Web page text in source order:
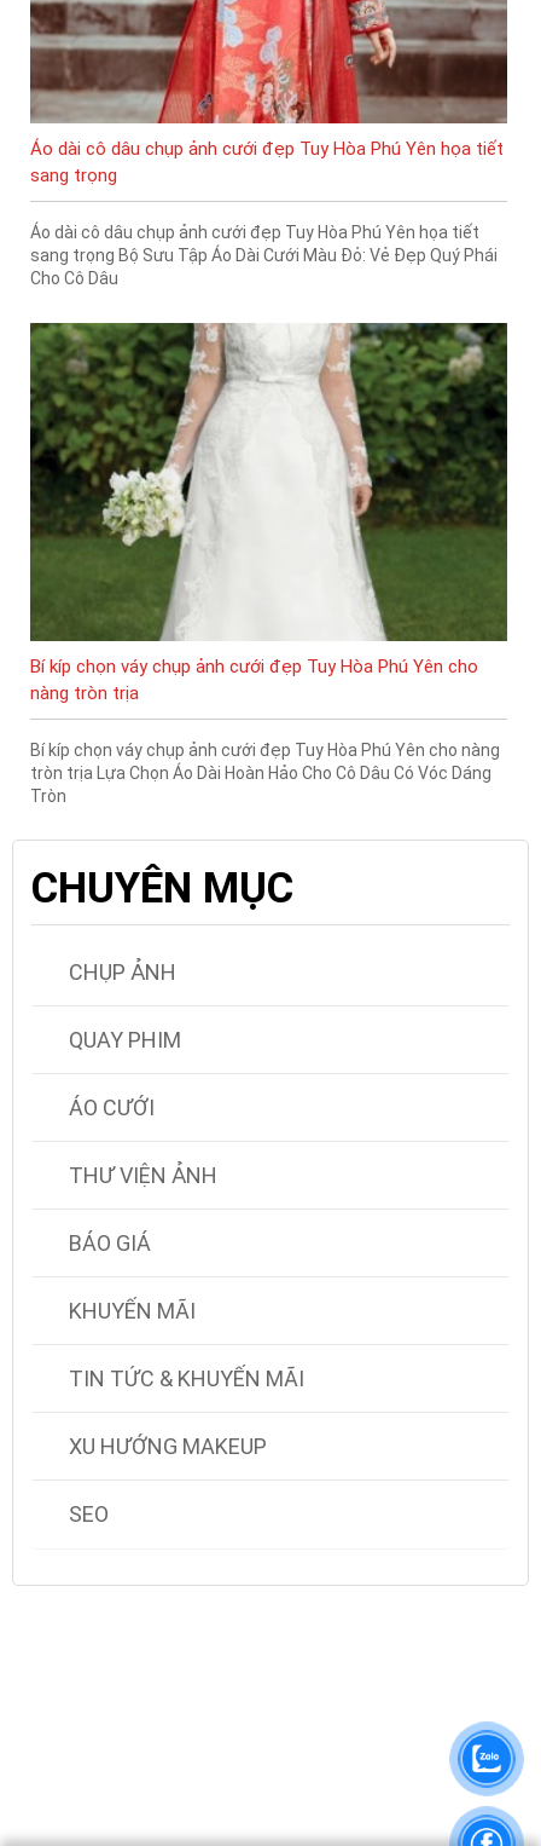
Áo dài cô dâu chụp ảnh cưới đẹp Tuy Hòa Phú Yên họa tiết
sang trọng
Áo dài cô dâu chụp ảnh cưới đẹp Tuy Hòa Phú Yên họa tiết
sang trọng Bộ Sưu Tập Áo Dài Cưới Màu Đỏ: Vẻ Đẹp Quý Phái
Cho Cô Dâu
Bí kíp chọn váy chụp ảnh cưới đẹp Tuy Hòa Phú Yên cho
nàng tròn trịa
Bí kíp chọn váy chụp ảnh cưới đẹp Tuy Hòa Phú Yên cho nàng
tròn trịa Lựa Chọn Áo Dài Hoàn Hảo Cho Cô Dâu Có Vóc Dáng
Tròn
CHUYÊN MỤC
CHỤP ẢNH
QUAY PHIM
ÁO CƯỚI
THƯ VIỆN ẢNH
BÁO GIÁ
KHUYẾN MÃI
TIN TỨC & KHUYẾN MÃI
XU HƯỚNG MAKEUP
SEO